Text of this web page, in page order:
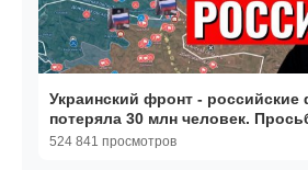
Украинский фронт - российские
потеряла 30 млн человек.
10.05.26
524 841 просмотров